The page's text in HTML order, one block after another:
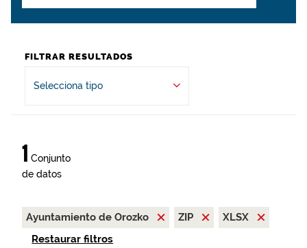
FILTRAR RESULTADOS
Selecciona tipo
1 Conjunto
de datos
Ayuntamiento de Orozko ZIP
XLSX
Restaurar filtros